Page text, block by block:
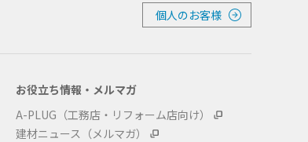
個人のお客様
お役立ち情報・メルマガ
A-PLUG（工務店・リフォーム店向け）
建材ニュース（メルマガ）